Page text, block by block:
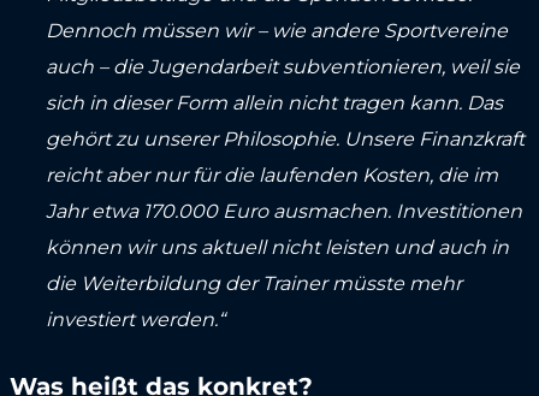
Dennoch müssen wir – wie andere Sportvereine
auch – die Jugendarbeit subventionieren, weil sie
sich in dieser Form allein nicht tragen kann. Das
gehört zu unserer Philosophie. Unsere Finanzkraft
reicht aber nur für die laufenden Kosten, die im
Jahr etwa 170.000 Euro ausmachen. Investitionen
können wir uns aktuell nicht leisten und auch in
die Weiterbildung der Trainer müsste mehr
investiert werden.“
Was heißt das konkret?